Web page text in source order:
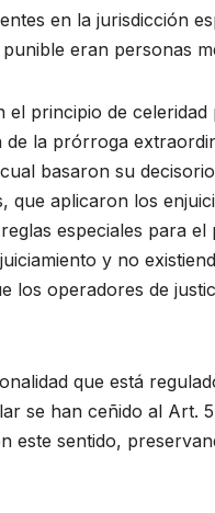
en la jurisdicción
eran personas
principio de
la prórroga
basaron su
que aplicaron los
especiales para
y no
los operadores de
que está
se han ceñido al Art.
este sentido,